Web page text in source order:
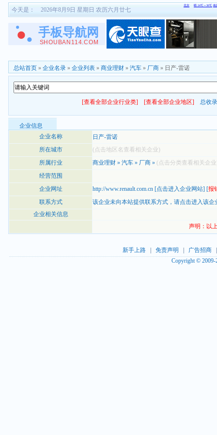
今天是： 2026年8月9日 星期日 农历六月廿七
总站首页 » 企业名录 » 企业列表 » 商业理财 » 汽车 » 厂商 » 日产-雷诺
[查看全部企业行业类] [查看全部企业地区] 总收
企业信息
企业名称
日产-雷诺
所在城市
(点击地区名查看相关企业)
所属行业
商业理财 » 汽车 » 厂商 » (点击分类查看相关企
经营范围
企业网址
http://www.renault.com.cn [点击进入企业网站] [报
联系方式
该企业未向本站提供联系方式， 请点击进入该企
企业相关信息
声明：以
新手上路| 免责声明 广告招商
Copyright ©